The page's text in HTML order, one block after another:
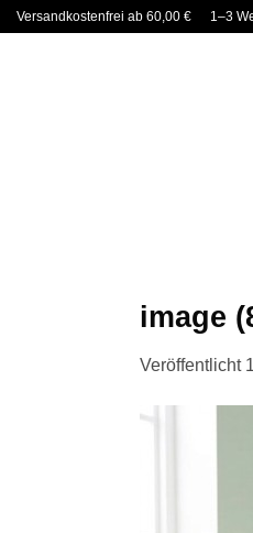
ZumVersandkostenfrei ab 60,00 € 1–3
image
Veröffentlicht